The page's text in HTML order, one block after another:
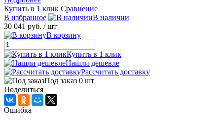
Купить в 1 клик Сравнение
В избранное
В наличии
30 041 руб. / шт
В корзину
Купить в 1 клик
Нашли дешевле
Рассчитать доставку
Под заказ 0 шт
Поделиться
Ошибка